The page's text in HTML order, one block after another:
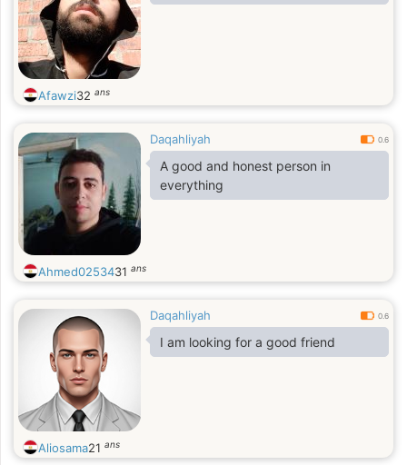
Afawzi32 ans
Daqahliyah 0.6
A good and honest person in
everything
Ahmed0253431 ans
Daqahliyah 0.6
I am looking for a good friend
Aliosama21 ans